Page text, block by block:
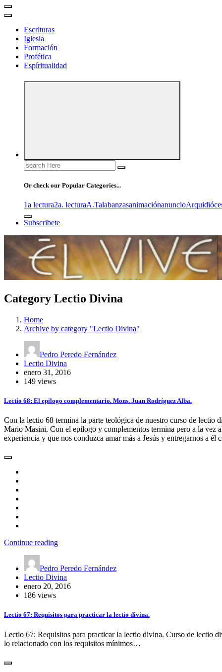
Escrituras
Iglesia
Formación
Profética
Espíritualidad
Search
for:
Or check our Popular Categories...
1a lectura2a. lecturaA.Talabanzasanimaciónanuncio
Subscribete
Category Lectio Divina
Home
Archive by category "Lectio Divina"
Pedro Peredo Fernández
Lectio Divina
enero 31, 2016
149 views
Lectio 68: El epilogo complementario. Mons. Juan Rodríguez Alba.
Con la lectio 68 termina la parte teológica de nuestro curso de
Mario Masini. Con el epilogo y complementos termina pero a la vez
experiencia y que nos conduzca amar más a Jesús y entregarnos a
Continue reading
Pedro Peredo Fernández
Lectio Divina
enero 20, 2016
186 views
Lectio 67: Requisitos para practicar la lectio divina.
Lectio 67: Requisitos para practicar la lectio divina. Curso de lectio
lo relacionado con los requisitos mínimos…